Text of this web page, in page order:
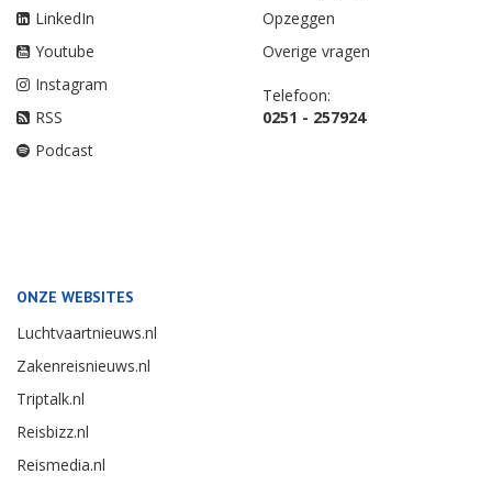
LinkedIn
Youtube
Instagram
RSS
Podcast
Opzeggen
Overige vragen
Telefoon:
0251 - 257924
ONZE WEBSITES
Luchtvaartnieuws.nl
Zakenreisnieuws.nl
Triptalk.nl
Reisbizz.nl
Reismedia.nl